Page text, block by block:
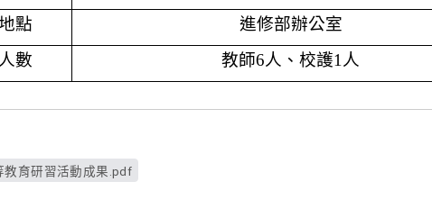
點
進修部辦公室
數
教師6人、校護1 人
教育研習活動成果.pdf